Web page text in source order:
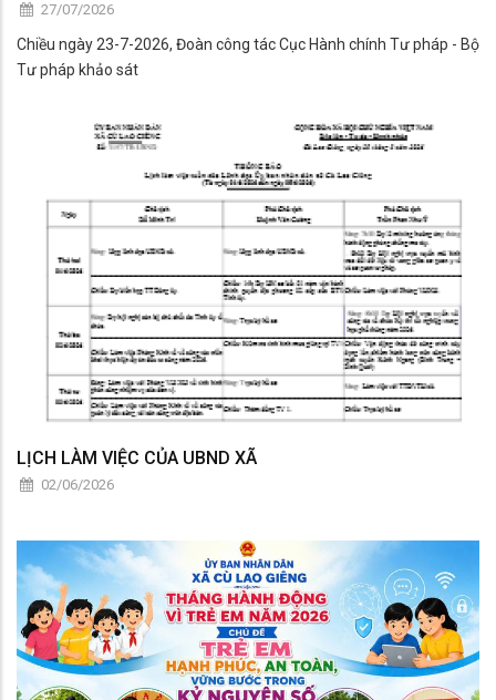
27/07/2026
Chiều ngày 23-7-2026, Đoàn công tác Cục Hành chính Tư pháp - Bộ
Tư pháp khảo sát
LỊCH LÀM VIỆC CỦA UBND XÃ
02/06/2026